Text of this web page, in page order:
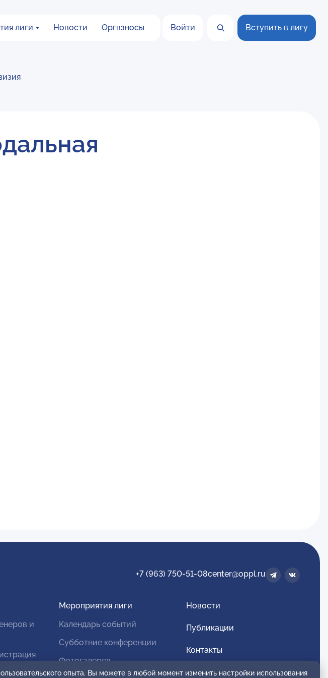
лиги Новости Оргвзносы Войти Вступить в лигу
+7 (963) 750-51-08center@oppl.ru
и
Мероприятия лиги
Календарь событий
Субботние конференции
Фотогалерея
Новости
Публикации
Контакты
Для спонсоров и партнеров
опыта. Вы можете в любой момент изменить настройки использования